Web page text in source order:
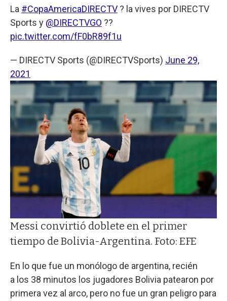
La #CopaAmericaDIRECTV ? la vives por DIRECTV
Sports y @DIRECTVGO ??
pic.twitter.com/fF0bR89f1u
— DIRECTV Sports (@DIRECTVSports) June 29,
2021
Messi convirtió doblete en el primer
tiempo de Bolivia-Argentina. Foto: EFE
En lo que fue un monólogo de argentina, recién
a los 38 minutos los jugadores Bolivia patearon por
primera vez al arco, pero no fue un gran peligro para